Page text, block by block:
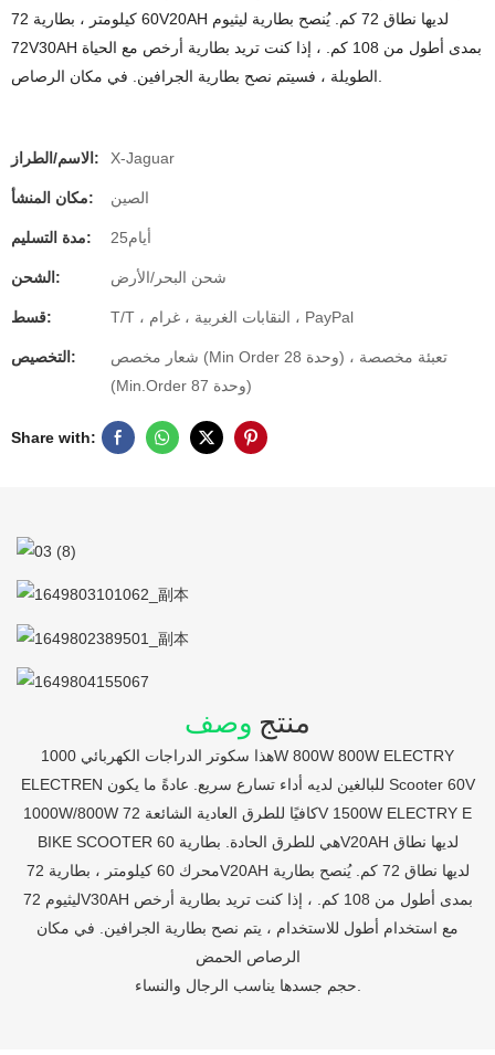
60 كيلومتر ، بطارية 72V20AH لديها نطاق 72 كم. يُنصح بطارية ليثيوم
72V30AH بمدى أطول من 108 كم. ، إذا كنت تريد بطارية أرخص مع الحياة
الاسم/الطراز: X-Jaguar
مكان المنشأ: الصين
مدة التسليم: أيام25
الشحن: شحن البحر/الأرض
قسط: T/T ، النقابات الغربية ، غرام ، PayPal
التخصيص:
شعار مخصص (Min Order 28 وحدة) ، تعبئة مخصصة
(Min.Order 87 وحدة)
Share with:
منتج وصف
هذا سكوتر الدراجات الكهربائي 1000W 800W 800W ELECTRY
ELECTREN للبالغين لديه أداء تسارع سريع. عادةً ما يكون Scooter 60V
1000W/800W كافيًا للطرق العادية الشائعة 72V 1500W ELECTRY E
BIKE SCOOTER هي للطرق الحادة. بطارية 60V20AH لديها نطاق
محرك 60 كيلومتر ، بطارية 72V20AH لديها نطاق 72 كم. يُنصح بطارية
ليثيوم 72V30AH بمدى أطول من 108 كم. ، إذا كنت تريد بطارية أرخص
مع استخدام أطول للاستخدام ، يتم نصح بطارية الجرافين. في مكان
الرصاص الحمض
حجم جسدها يناسب الرجال والنساء.